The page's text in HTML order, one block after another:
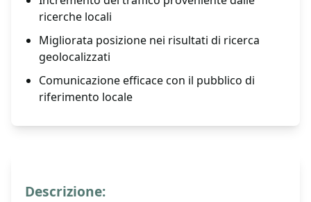
ricerche locali
Migliorata posizione nei risultati di ricerca
geolocalizzati
Comunicazione efficace con il pubblico di
riferimento locale
Descrizione: